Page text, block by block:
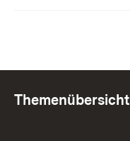
Themenübersicht